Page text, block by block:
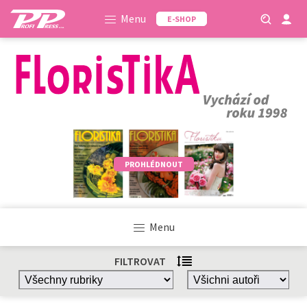
Menu E-SHOP
PROHLÉDNOUT
Menu
FILTROVAT